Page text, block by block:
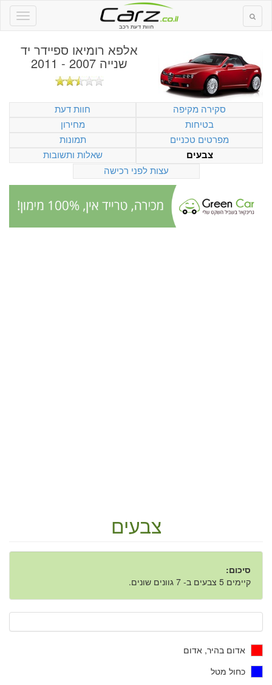
חוות דעת רכב
אלפא רומיאו ספיידר יד
שנייה 2007 - 2011
סקירה מקיפה
חוות דעת
בטיחות
מחירון
מפרטים טכניים
תמונות
צבעים
שאלות ותשובות
עצות לפני רכישה
צבעים
סיכום:
קיימים 5 צבעים ב- 7 גוונים שונים.
אדום בהיר, אדום
כחול מטל